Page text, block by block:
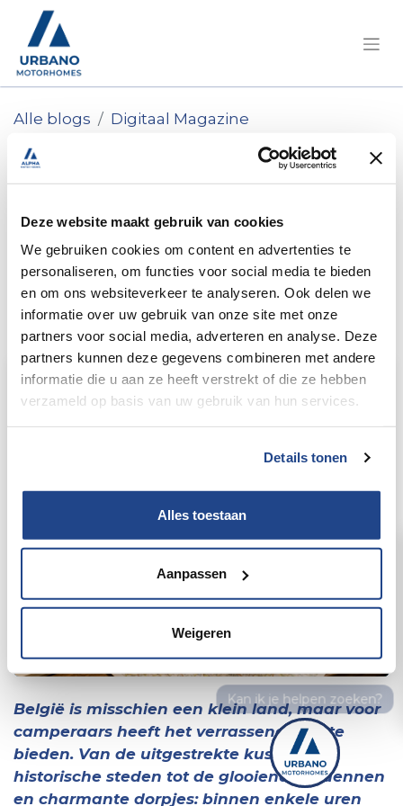
Deze website maakt gebruik van cookies
We gebruiken cookies om content en advertenties te
personaliseren, om functies voor social media te bieden
en om ons websiteverkeer te analyseren. Ook delen we
informatie over uw gebruik van onze site met onze
partners voor social media, adverteren en analyse. Deze
partners kunnen deze gegevens combineren met andere
informatie die u aan ze heeft verstrekt of die ze hebben
verzameld op basis van uw gebruik van hun services.
Details tonen
Alles toestaan
Aanpassen
Weigeren
Alle blogs
Digitaal Magazine
Boekentip: de Ontdek
België Campergids
Nieuwe campergids helpt camperaars
België écht ontdekken
25 juni 2026 in Steven
België is misschien een klein land, maar voor
camperaars heeft het verrassend veel te
bieden. Van de uitgestrekte kust en
historische steden tot de glooiende Ardennen
en charmante dorpjes: binnen enkele uren